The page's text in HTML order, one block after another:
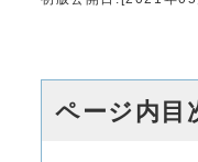
ページ内目